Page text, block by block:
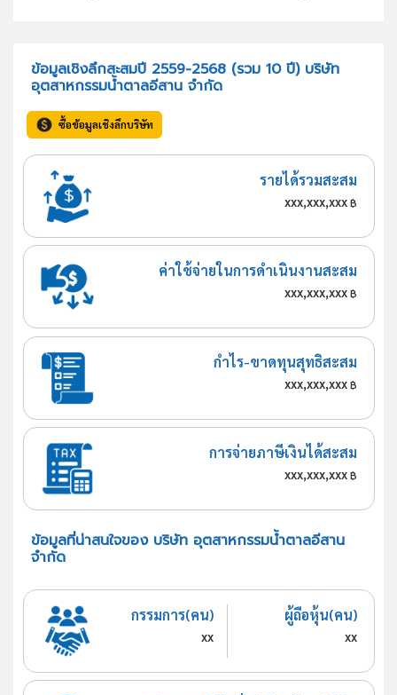
ข้อมูลเชิงลึกสะสมปี 2559-2568 (รวม 10 ปี) บริษัท
อุตสาหกรรมน้ำตาลอีสาน จำกัด
ซื้อข้อมูลเชิงลึกบริษัท
รายได้รวมสะสม
xxx,xxx,xxx฿
ค่าใช้จ่ายในการดำเนินงานสะสม
xxx,xxx,xxx฿
กำไร-ขาดทุนสุทธิสะสม
xxx,xxx,xxx฿
การจ่ายภาษีเงินได้สะสม
xxx,xxx,xxx฿
ข้อมูลที่น่าสนใจของ บริษัท อุตสาหกรรมน้ำตาลอีสาน
จำกัด
กรรมการ(คน)
xx
ผู้ถือหุ้น(คน)
xx